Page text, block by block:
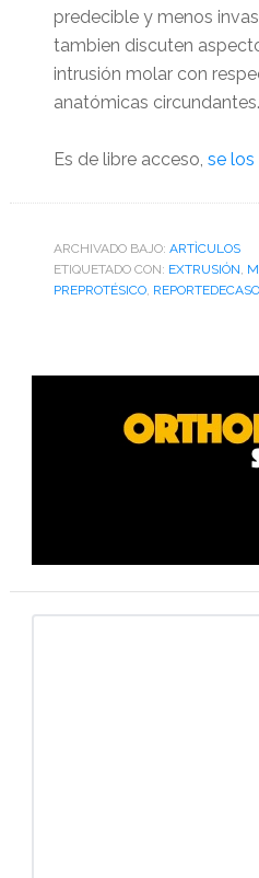
predecible y menos
tambien discuten
intrusión molar con
anatómicas circundantes.
Es de libre acceso, se los
ARCHIVADO BAJO: ARTÌCULOS
ETIQUETADO CON: EXTRUSIÓN,
PREPROTÉSICO, REPORTEDECASO
Barra
primaria